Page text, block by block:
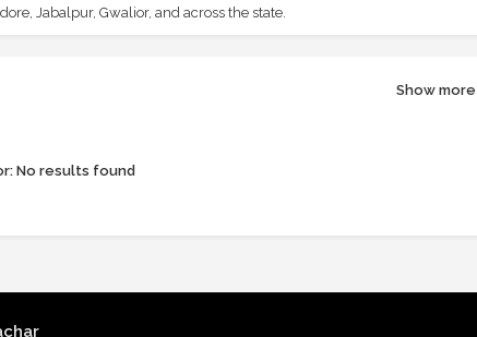
Jabalpur, Gwalior, and across the state.
Show more
No results found